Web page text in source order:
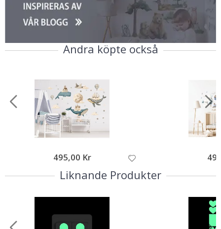
Andra köpte också
495,00 Kr
Liknande Produkter
Du har fått ett
Personligt
Erbjudande
Vad letar du efter?
Namnlappar
barnrum
och renovering